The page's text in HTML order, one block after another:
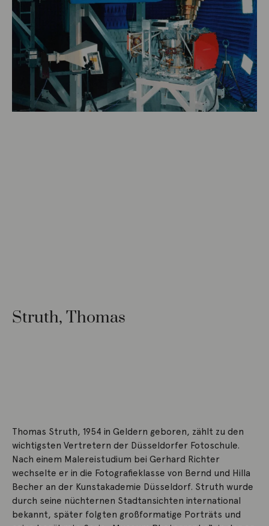
Struth, Thomas
Thomas Struth, 1954 in Geldern geboren, zählt zu den
wichtigsten Vertretern der Düsseldorfer Fotoschule.
Nach einem Malereistudium bei Gerhard Richter
wechselte er in die Fotografieklasse von Bernd und Hilla
Becher an der Kunstakademie Düsseldorf. Struth wurde
durch seine nüchternen Stadtansichten international
bekannt, später folgten großformatige Porträts und